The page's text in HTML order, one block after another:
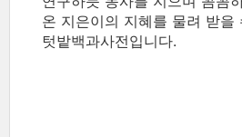
온 지은이의 지혜를 물려 받을
텃밭백과사전입니다.